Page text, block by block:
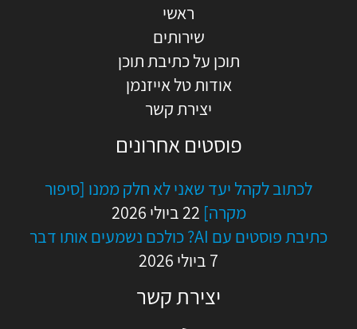
ראשי
שירותים
תוכן על כתיבת תוכן
אודות טל אייזנמן
יצירת קשר
פוסטים אחרונים
לכתוב לקהל יעד שאני לא חלק ממנו [סיפור
מקרה] 22 ביולי 2026
כתיבת פוסטים עם AI? כולכם נשמעים אותו דבר
7 ביולי 2026
יצירת קשר